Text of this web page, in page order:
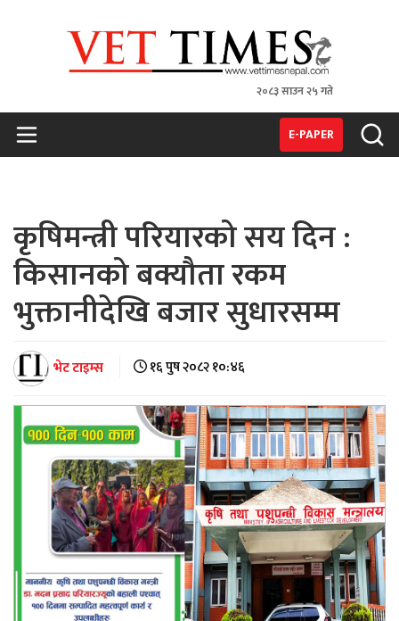
२०८३ साउन २५ गते
E-PAPER
कृषिमन्त्री परियारको सय दिन :
किसानको बक्यौता रकम
भुक्तानीदेखि बजार सुधारसम्म
भेट टाइम्स १६ पुष २०८२ १०:४६